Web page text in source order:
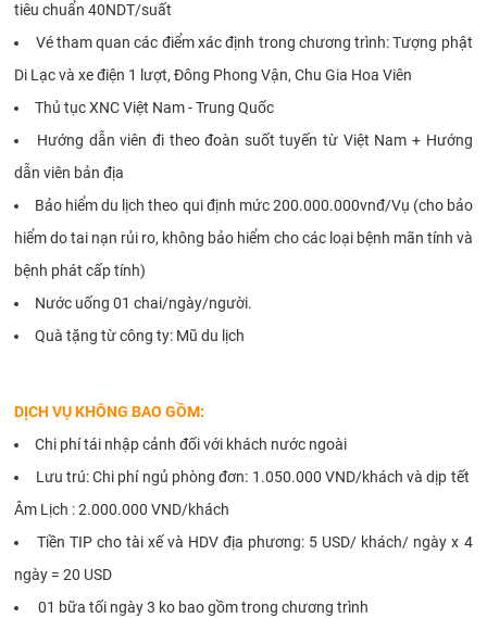
tiêu chuẩn 40NDT/suất
Vé tham quan các điểm xác định trong chương trình: Tượng phật
Di Lạc và xe điện 1 lượt, Đông Phong Vận, Chu Gia Hoa Viên
Thủ tục XNC Việt Nam - Trung Quốc
Hướng dẫn viên đi theo đoàn suốt tuyến từ Việt Nam + Hướng
dẫn viên bản địa
Bảo hiểm du lịch theo qui định mức 200.000.000vnđ/Vụ (cho bảo
hiểm do tai nạn rủi ro, không bảo hiểm cho các loại bệnh mãn tính và
bệnh phát cấp tính)
Nước uống 01 chai/ngày/người.
Quà tặng từ công ty: Mũ du lịch
DỊCH VỤ KHÔNG BAO GỒM:
Chi phí tái nhập cảnh đối với khách nước ngoài
Lưu trú: Chi phí ngủ phòng đơn: 1.050.000 VND/khách và dịp tết
Âm Lịch : 2.000.000 VND/khách
Tiền TIP cho tài xế và HDV địa phương: 5 USD/ khách/ ngày x 4
ngày = 20 USD
01 bữa tối ngày 3 ko bao gồm trong chương trình